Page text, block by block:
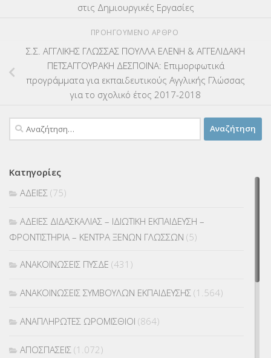
στις Δημιουργικές Εργασίες
ΠΡΟΗΓΟΎΜΕΝΟ ΆΡΘΡΟ
Σ.Σ. ΑΓΓΛΙΚΗΣ ΓΛΩΣΣΑΣ ΠΟΥΛΛΑ ΕΛΕΝΗ & ΑΓΓΕΛΙΔΑΚΗ
ΠΕΤΣΑΓΓΟΥΡΑΚΗ ΔΕΣΠΟΙΝΑ: Επιμορφωτικά
προγράμματα για εκπαιδευτικούς Αγγλικής Γλώσσας
για το σχολικό έτος 2017-2018
Αναζήτηση
για:
Κατηγορίες
ΑΔΕΙΕΣ (75)
ΑΔΕΙΕΣ ΔΙΔΑΣΚΑΛΙΑΣ – ΙΔΙΩΤΙΚΗ ΕΚΠΑΙΔΕΥΣΗ –
ΦΡΟΝΤΙΣΤΗΡΙΑ – ΚΕΝΤΡΑ ΞΕΝΩΝ ΓΛΩΣΣΩΝ (5)
ΑΝΑΚΟΙΝΩΣΕΙΣ ΠΥΣΔΕ (431)
ΑΝΑΚΟΙΝΩΣΕΙΣ ΣΥΜΒΟΥΛΩΝ ΕΚΠΑΙΔΕΥΣΗΣ (1.564)
ΑΝΑΠΛΗΡΩΤΕΣ ΩΡΟΜΙΣΘΙΟΙ (864)
ΑΠΟΣΠΑΣΕΙΣ (1.072)